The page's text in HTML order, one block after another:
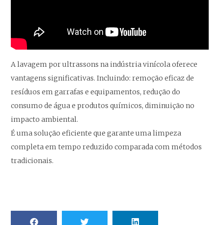
A lavagem por ultrassons na indústria vinícola oferece
vantagens significativas. Incluindo: remoção eficaz de
resíduos em garrafas e equipamentos, redução do
consumo de água e produtos químicos, diminuição no
impacto ambiental.
É uma solução eficiente que garante uma limpeza
completa em tempo reduzido comparada com métodos
tradicionais.